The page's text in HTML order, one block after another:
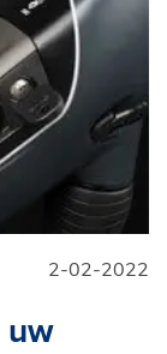
2-02-2022
uw